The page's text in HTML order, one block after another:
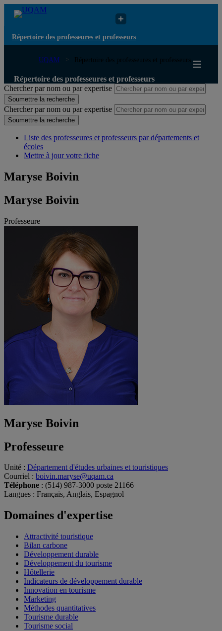
Répertoire des professeures et professeurs
UQAM Répertoire des professeures et professeurs
Répertoire des professeures et professeurs
Chercher par nom ou par expertise
Soumettre la recherche
Chercher par nom ou par expertise
Soumettre la recherche
Liste des professeures et professeurs par départements et
écoles
Mettre à jour votre fiche
Maryse Boivin
Maryse Boivin
Professeure
Maryse Boivin
Professeure
Unité : Département d'études urbaines et touristiques
Courriel : boivin.maryse@uqam.ca
Téléphone : (514) 987-3000 poste 21166
Langues : Français, Anglais, Espagnol
Domaines d'expertise
Attractivité touristique
Bilan carbone
Développement durable
Développement du tourisme
Hôtellerie
Indicateurs de développement durable
Innovation en tourisme
Marketing
Méthodes quantitatives
Tourisme durable
Tourisme social